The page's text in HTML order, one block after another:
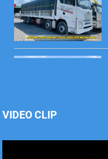
VIDEO CLIP